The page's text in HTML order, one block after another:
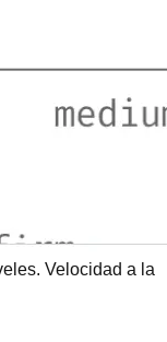
Velocidad a la